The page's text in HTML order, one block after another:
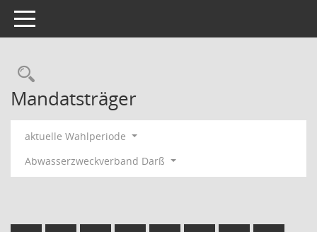
Toggle navigation
Rechercheauswahl
Mandatsträger
aktuelle Wahlperiode
Abwasserzweckverband Darß